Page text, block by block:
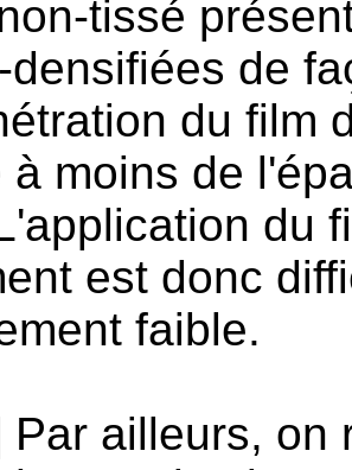
tissé
densifiées de
du film
à moins de
du
est donc
faible.
Par ailleurs, on